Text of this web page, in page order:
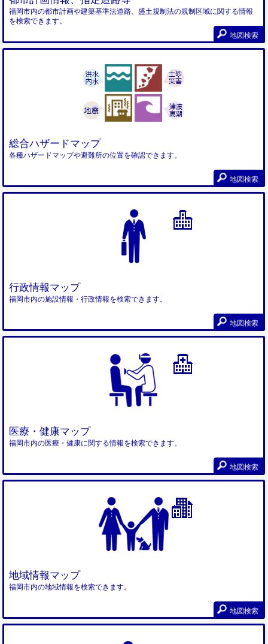
福岡市内の都市計画や建築基準法道路、盛土規制法の規制区域に関する情報
を検索できます。
地図検索
総合ハザードマップ
各種ハザードマップや避難所の位置を確認できます。
地図検索
行政情報マップ
福岡市内の施設情報・行政情報を検索できます。
地図検索
医療・健康マップ
福岡市内の医療・健康に関する情報を検索できます。
地図検索
地域情報マップ
福岡市内の地域情報を検索できます。
地図検索